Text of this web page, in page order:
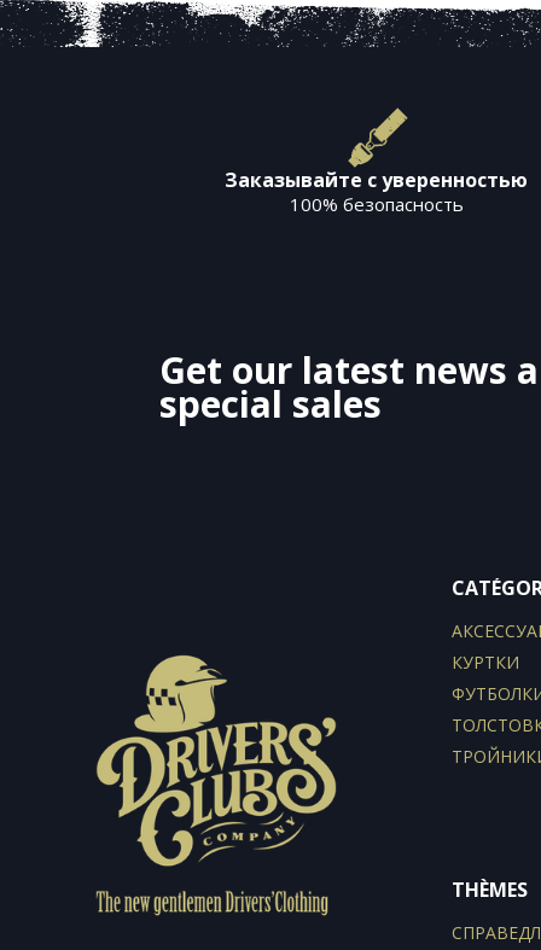
Заказывайте с уверенностью
100% безопасность
Get our latest news
special sales
КУРТКИ
THÈMES